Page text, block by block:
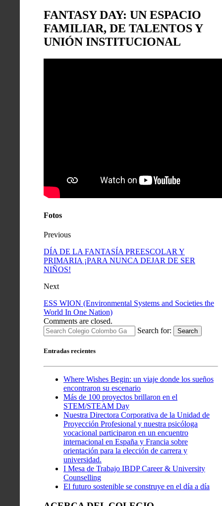
FANTASY DAY: UN ESPACIO
FAMILIAR, DE TALENTOS Y
UNIÓN INSTITUCIONAL
Fotos
Previous
DÍA DE LA FANTASÍA PREESCOLAR Y
PRIMARIA ¡PARA NUNCA DEJAR DE SER
NIÑOS!
Next
ESS WION (Environmental Systems and Societies the
World In One Nation)
Comments are closed.
Search for:
Search
Entradas recientes
Where Wishes Begin: un viaje donde los sueños
encontraron su escenario
Más de 100 proyectos brillaron en el
STEM/STEAM Day
Nuestra Directora Corporativa de la Unidad de
Proyección Profesional y nuestra psicóloga
vocacional participaron en un encuentro
internacional en España y Francia sobre
orientación para la elección de carrera y
universidad.
I Mesa de Trabajo IBDP Career & University
Counselling
El futuro sostenible se construye en el día a día